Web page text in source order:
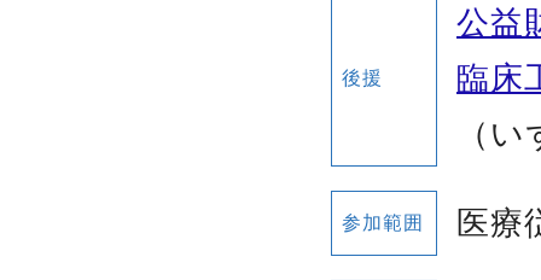
後援
公益
臨床
（
参加範囲 医療